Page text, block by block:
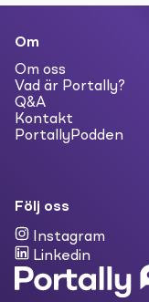
Om
Om oss
Vad är Portally?
Q&A
Kontakt
PortallyPodden
Följ oss
Instagram
Linkedin